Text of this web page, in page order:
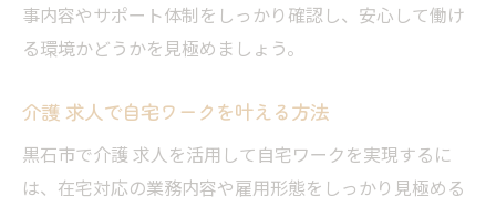
事内容やサポート体制をしっかり確認し、安心して働け
る環境かどうかを見極めましょう。
介護 求人で自宅ワークを叶える方法
黒石市で介護 求人を活用して自宅ワークを実現するに
は、在宅対応の業務内容や雇用形態をしっかり見極める